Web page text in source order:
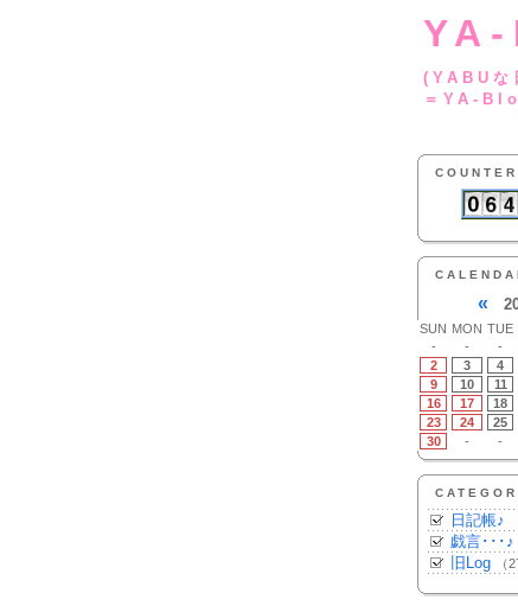
＝YA-
COUNTER
«
SUN MON TUE
-
- -
2
3 4
9
10 11
16
17 18
23
24 25
30
- -
日記帳♪
戯言･･･♪
旧Log （